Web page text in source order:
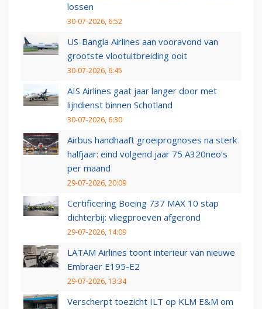
lossen
30-07-2026, 6:52
US-Bangla Airlines aan vooravond van
grootste vlootuitbreiding ooit
30-07-2026, 6:45
AIS Airlines gaat jaar langer door met
lijndienst binnen Schotland
30-07-2026, 6:30
Airbus handhaaft groeiprognoses na sterk
halfjaar: eind volgend jaar 75 A320neo’s
per maand
29-07-2026, 20:09
Certificering Boeing 737 MAX 10 stap
dichterbij: vliegproeven afgerond
29-07-2026, 14:09
LATAM Airlines toont interieur van nieuwe
Embraer E195-E2
29-07-2026, 13:34
Verscherpt toezicht ILT op KLM E&M om